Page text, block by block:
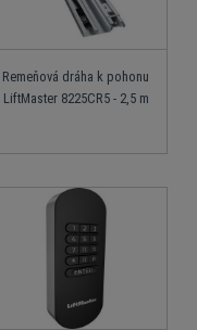
Remeňová dráha k pohonu
LiftMaster 8225CR5 - 2,5 m